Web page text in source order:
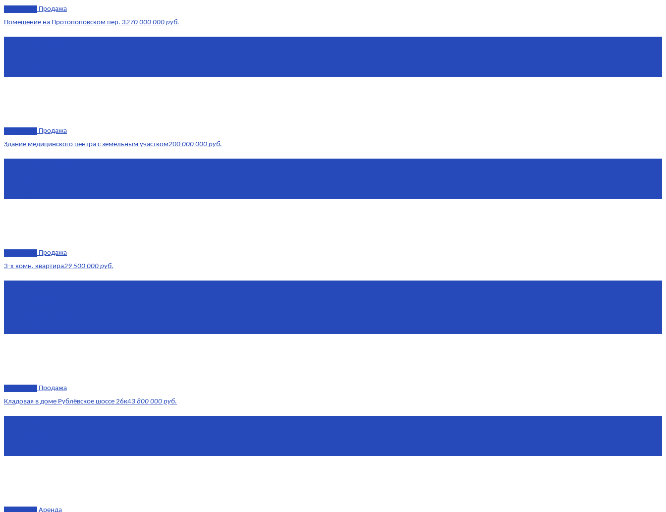
Продажа
Помещение на Протопоповском пер. 3270 000 000 руб.
Продажа
Здание медицинского центра с земельным участком200 000 000 руб.
Продажа
3-х комн. квартира29 500 000 руб.
Продажа
Кладовая в доме Рублёвское шоссе 26к43 800 000 руб.
Аренда